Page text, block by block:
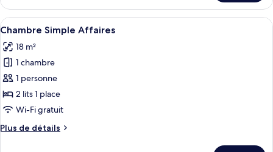
Confort
le
type
de
Chambre
Double
Confort
Afficher
toutes
les
photos
pour
ce
type
chambre :
Une chambre d’hôtel moderne
10
Chambre Simple Affaires
18 m²
1 chambre
1 personne
2 lits 1 place
Wi-Fi gratuit
Plus de détails
Plus